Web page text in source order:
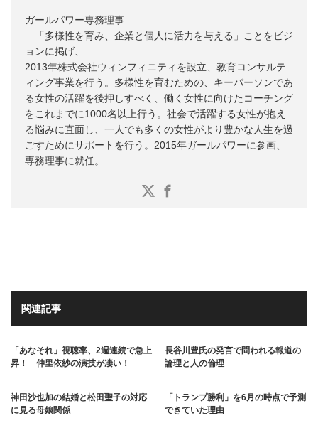
ガールパワー専務理事
「多様性を育み、企業と個人に活力を与える」ことをビジ
ョンに掲げ、
2013年株式会社ウィンフィニティを設立、教育コンサルテ
ィング事業を行う。多様性を育むための、キーパーソンであ
る女性の活躍を後押しすべく、働く女性に向けたコーチング
をこれまでに1000名以上行う。社会で活躍する女性が抱え
る悩みに直面し、一人でも多くの女性がより豊かな人生を過
ごすためにサポートを行う。2015年ガールパワーに参画、
専務理事に就任。
関連記事
「あなそれ」視聴率、2週連続で急上
昇！ 仲里依紗の演技が凄い！
長谷川豊氏の発言で問われる報道の
論理と人の倫理
神田沙也加の結婚と松田聖子の対応
に見る母娘関係
「トランプ勝利」を6月の時点で予測
できていた理由